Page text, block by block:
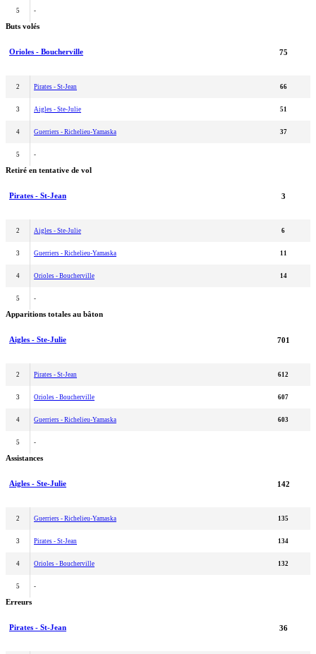
5 -
Buts volés
Orioles - Boucherville 75
2 Pirates - St-Jean 66
3 Aigles - Ste-Julie 51
4 Guerriers - Richelieu-Yamaska 37
5 -
Retiré en tentative de vol
Pirates - St-Jean 3
2 Aigles - Ste-Julie 6
3 Guerriers - Richelieu-Yamaska 11
4 Orioles - Boucherville 14
5 -
Apparitions totales au bâton
Aigles - Ste-Julie 701
2 Pirates - St-Jean 612
3 Orioles - Boucherville 607
4 Guerriers - Richelieu-Yamaska 603
5 -
Assistances
Aigles - Ste-Julie 142
2 Guerriers - Richelieu-Yamaska 135
3 Pirates - St-Jean 134
4 Orioles - Boucherville 132
5 -
Erreurs
Pirates - St-Jean 36